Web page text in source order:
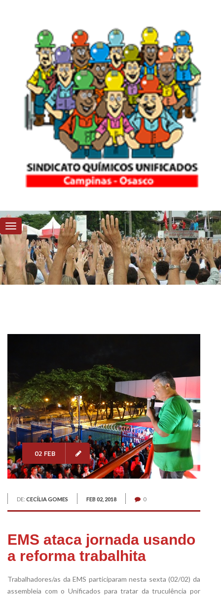
02 FEB
DE: CECÍLIA GOMES FEB 02, 2018 0
EMS ataca jornada usando
a reforma trabalhita
Trabalhadores/as da EMS participaram nesta sexta (02/02) da
assembleia com o Unificados para tratar da truculência por